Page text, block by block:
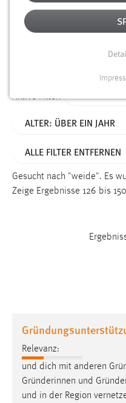
Alter
Aktive Filter:
ALTER: ÜBER EIN JAHR
ALLE FILTER ENTFERNEN
Gesucht nach "weide". Es
Zeige Ergebnisse 126 bis
Relevanz:
und dich mit anderen
Gründerinnen und
und in der Region
Funktionen und sind
Name:
Dieser Cookie
Performance
Name:
staticfilecache
Zweck:
Für performante